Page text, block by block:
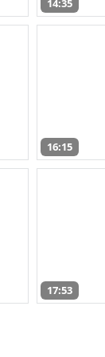
14:35
16:15
17:53